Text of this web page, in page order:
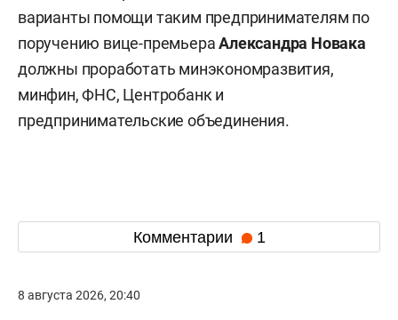
варианты помощи таким предпринимателям по
поручению вице-премьераАлександра Новака
должны проработать минэкономразвития,
минфин, ФНС, Центробанк и
предпринимательские объединения.
Комментарии 1
8 августа 2026, 20:40